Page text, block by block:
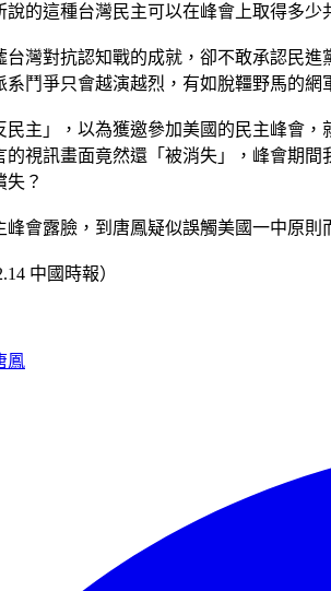
說的這種台灣民主可以在峰會上取得多少
台灣對抗認知戰的成就，卻不敢承認民
系鬥爭只會越演越烈，有如脫韁野馬的網
民主」，以為獲邀參加美國的民主峰會
的視訊畫面竟然還「被消失」，峰會期
失？
峰會露臉，到唐鳳疑似誤觸美國一中原
中國時報）
鳳